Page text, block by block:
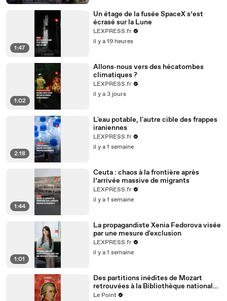
1:47
Un étage de la fusée SpaceX s’est
écrasé sur la Lune
LEXPRESS.fr
il y a 19 heures
1:02
Allons‑nous vers des hécatombes
climatiques ?
LEXPRESS.fr
il y a 3 jours
2:18
L'eau potable, l'autre cible des frappes
iraniennes
LEXPRESS.fr
il y a 1 semaine
1:44
Ceuta : chaos à la frontière après
l’arrivée massive de migrants
LEXPRESS.fr
il y a 1 semaine
1:01
La propagandiste Xenia Fedorova visée
par une mesure d'exclusion
LEXPRESS.fr
il y a 1 semaine
Des partitions inédites de Mozart
retrouvées à la Bibliothèque nationale
de France
Le Point